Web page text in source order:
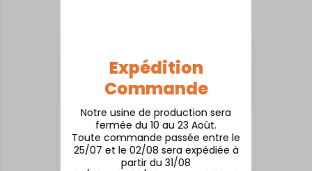
Expédition
Commande
Notre usine de production sera
fermée du 10 au 23 Août.
Toute commande passée entre le
25/07 et le 02/08 sera expédiée à
partir du 31/08
ARTS DE LA TABLE
Rodez
18,00